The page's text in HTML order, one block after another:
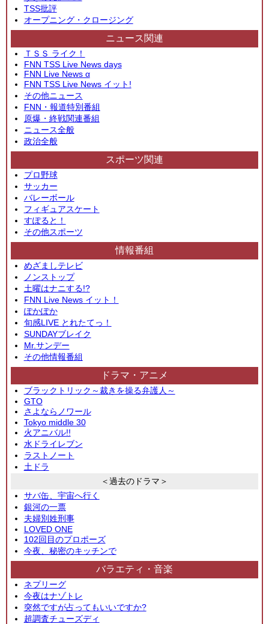
TSS批評
オープニング・クロージング
ニュース関連
ＴＳＳ ライク！
FNN TSS Live News days
FNN Live News α
FNN TSS Live News イット!
その他ニュース
FNN・報道特別番組
原爆・終戦関連番組
ニュース全般
政治全般
スポーツ関連
プロ野球
サッカー
バレーボール
フィギュアスケート
すぽると！
その他スポーツ
情報番組
めざましテレビ
ノンストップ
土曜はナニする!?
FNN Live News イット！
ぽかぽか
旬感LIVE とれたてっ！
SUNDAYブレイク
Mr.サンデー
その他情報番組
ドラマ・アニメ
ブラックトリック～裁きを操る弁護人～
GTO
さよならノワール
Tokyo middle 30
火アニバル!!
水ドライレブン
ラストノート
土ドラ
＜過去のドラマ＞
サバ缶、宇宙へ行く
銀河の一票
夫婦別姓刑事
LOVED ONE
102回目のプロポーズ
今夜、秘密のキッチンで
バラエティ・音楽
ネプリーグ
今夜はナゾトレ
突然ですが占ってもいいですか?
超調査チューズディ